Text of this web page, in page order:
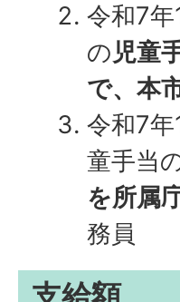
令和7
の児童
で、本
令和7
童手当
を所属
務員